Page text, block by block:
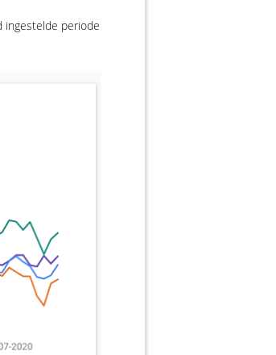
ingestelde periode